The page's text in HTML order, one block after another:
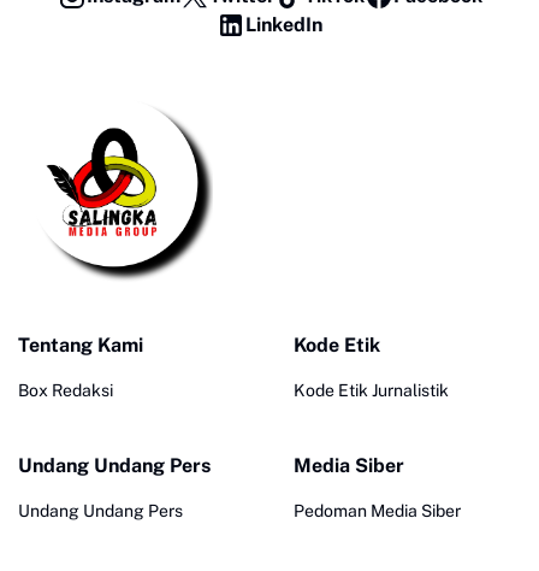
LinkedIn
Tentang Kami
Box Redaksi
Kode Etik
Kode Etik Jurnalistik
Undang Undang Pers
Undang Undang Pers
Media Siber
Pedoman Media Siber